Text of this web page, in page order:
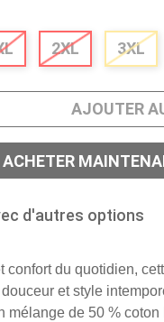
confort du quotidien,
et style
mélange de 50 %
2XL 3XL
AJOUTER
ACHETER
d'autres options